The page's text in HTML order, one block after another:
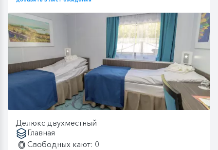
Делюкс двухместный
Главная
Свободных кают: 0